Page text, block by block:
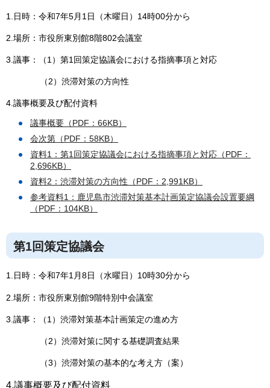
1.日時：令和7年5月1日（木曜日）14時00分から
2.場所：市役所東別館8階802会議室
3.議事：（1）第1回策定協議会における指摘事項と対応
（2）渋滞対策の方向性
4.議事概要及び配付資料
議事概要（PDF：66KB）
会次第（PDF：58KB）
資料1：第1回策定協議会における指摘事項と対応（PDF：
2,696KB）
資料2：渋滞対策の方向性（PDF：2,991KB）
参考資料1：鹿児島市渋滞対策基本計画策定協議会設置要綱
（PDF：104KB）
第1回策定協議会
1.日時：令和7年1月8日（水曜日）10時30分から
2.場所：市役所東別館9階特別中会議室
3.議事：（1）渋滞対策基本計画策定の進め方
（2）渋滞対策に関する基礎調査結果
（3）渋滞対策の基本的な考え方（案）
4.議事概要及び配付資料